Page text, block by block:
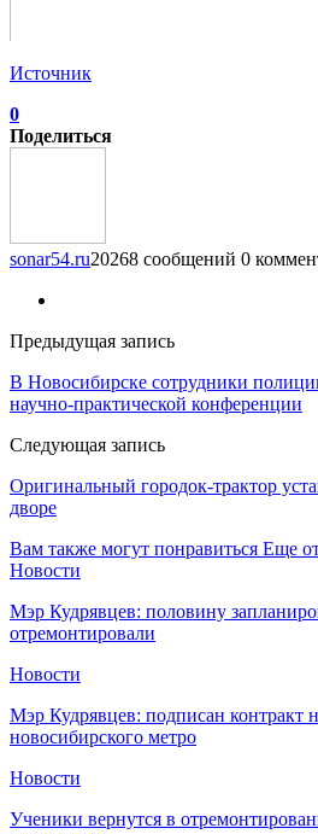
Источник
0
Поделиться
sonar54.ru20268 сообщений 0
Предыдущая запись
В Новосибирске сотрудники
научно-практической конференции
Следующая запись
Оригинальный городок-трактор
дворе
Вам также могут понравиться Еще
Новости
Мэр Кудрявцев: половину
отремонтировали
Новости
Мэр Кудрявцев: подписан контракт
новосибирского метро
Новости
Ученики вернутся в